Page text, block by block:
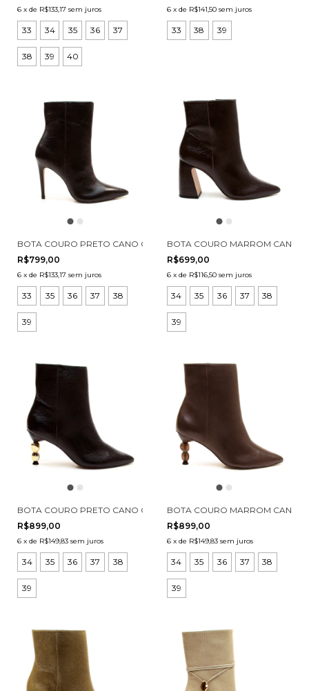
6 x de R$133,17 sem juros
33 34 35 36 37
38 39 40
6 x de R$141,50 sem juros
33 38 39
BOTA COURO PRETO CANO CURTO CECCONELLO 1870031-31
R$799,00
6 x de R$133,17 sem juros
33 35 36 37 38
39
BOTA COURO MARROM CANO
R$699,00
6 x de R$116,50 sem juros
34 35 36 37 38
39
BOTA COURO PRETO CANO CURTO CECCONELLO 2935002-1
R$899,00
6 x de R$149,83 sem juros
34 35 36 37 38
39
BOTA COURO MARROM CANO
R$899,00
6 x de R$149,83 sem juros
34 35 36 37 38
39